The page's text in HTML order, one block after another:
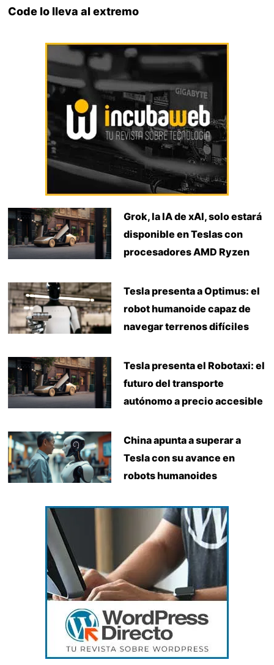
Code lo lleva al extremo
Grok, la IA de xAI, solo estará
disponible en Teslas con
procesadores AMD Ryzen
Tesla presenta a Optimus: el
robot humanoide capaz de
navegar terrenos difíciles
Tesla presenta el Robotaxi: el
futuro del transporte
autónomo a precio accesible
China apunta a superar a
Tesla con su avance en
robots humanoides